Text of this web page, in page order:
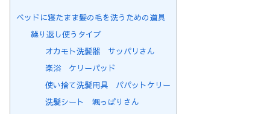
ベッドに寝たまま髪の毛を洗うための道具
繰り返し使うタイプ
オカモト洗髪器 サッパリさん
楽浴 ケリーパッド
使い捨て洗髪用具 パパットケリー
洗髪シート 颯っぱりさん